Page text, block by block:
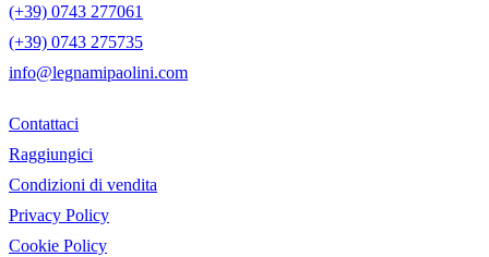
(+39) 0743 277061
(+39) 0743 275735
info@legnamipaolini.com
Contattaci
Raggiungici
Condizioni di vendita
Privacy Policy
Cookie Policy